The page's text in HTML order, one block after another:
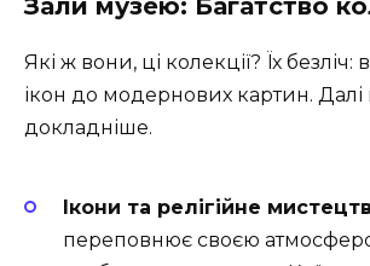
Зали музею: Багатство
Які ж вони, ці колекції? Їх безліч:
ікон до модернових картин. Далі
докладніше.
Ікони та релігійне
переповнює своєю